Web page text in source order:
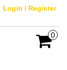
Login / Register
0